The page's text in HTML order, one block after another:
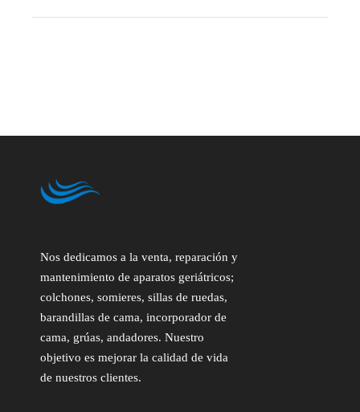
Nos dedicamos a la venta, reparación y
mantenimiento de aparatos geriátricos;
colchones, somieres, sillas de ruedas,
barandillas de cama, incorporador de
cama, grúas, andadores. Nuestro
objetivo es mejorar la calidad de vida
de nuestros clientes.